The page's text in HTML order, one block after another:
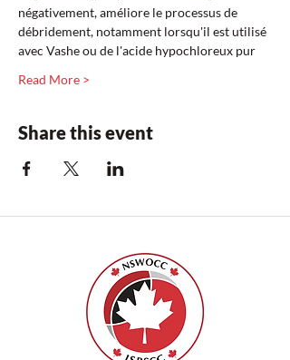
négativement, améliore le processus de
débridement, notamment lorsqu'il est utilisé
avec Vashe ou de l'acide hypochloreux pur
Read More >
Share this event